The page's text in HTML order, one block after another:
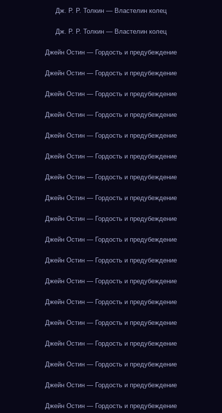
Дж. Р. Р. Толкин — Властелин колец
Дж. Р. Р. Толкин — Властелин колец
Джейн Остин — Гордость и предубеждение
Джейн Остин — Гордость и предубеждение
Джейн Остин — Гордость и предубеждение
Джейн Остин — Гордость и предубеждение
Джейн Остин — Гордость и предубеждение
Джейн Остин — Гордость и предубеждение
Джейн Остин — Гордость и предубеждение
Джейн Остин — Гордость и предубеждение
Джейн Остин — Гордость и предубеждение
Джейн Остин — Гордость и предубеждение
Джейн Остин — Гордость и предубеждение
Джейн Остин — Гордость и предубеждение
Джейн Остин — Гордость и предубеждение
Джейн Остин — Гордость и предубеждение
Джейн Остин — Гордость и предубеждение
Джейн Остин — Гордость и предубеждение
Джейн Остин — Гордость и предубеждение
Джейн Остин — Гордость и предубеждение